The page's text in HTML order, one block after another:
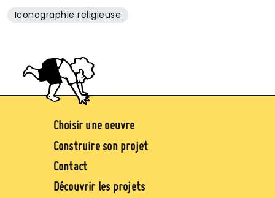
Iconographie religieuse
Pied de page (jaune)
Choisir une oeuvre
Construire son projet
Contact
Découvrir les projets